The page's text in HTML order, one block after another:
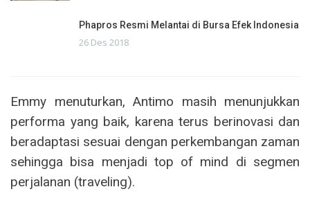
Phapros Resmi Melantai di Bursa Efek Indonesia
26 Des 2018
Emmy menuturkan, Antimo masih menunjukkan
performa yang baik, karena terus berinovasi dan
beradaptasi sesuai dengan perkembangan zaman
sehingga bisa menjadi top of mind di segmen
perjalanan (traveling).